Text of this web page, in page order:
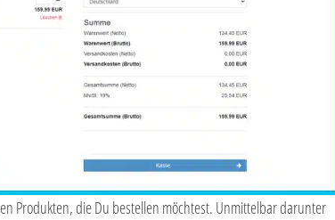
Produkten, die Du bestellen möchtest. Unmittelbar darunter